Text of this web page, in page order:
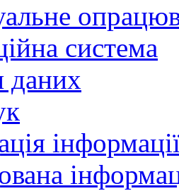
система
даних